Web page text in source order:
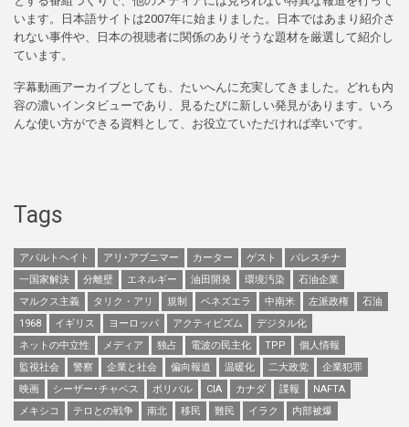
います。日本語サイトは2007年に始まりました。日本ではあまり紹介さ
れない事件や、日本の視聴者に関係のありそうな題材を厳選して紹介し
ています。
字幕動画アーカイブとしても、たいへんに充実してきました。どれも内
容の濃いインタビューであり、見るたびに新しい発見があります。いろ
んな使い方ができる資料として、お役立ていただければ幸いです。
Tags
アパルトヘイト アリ･アブニマー カーター ゲスト
パレスチナ
一国家解決
分離壁 エネルギー 油田開発 環境汚染
石油企業
マルクス主義
タリク・アリ 規制 ベネズエラ 中南米 左派政権
石油
1968
イギリス ヨーロッパ アクティビズム
デジタル化
ネットの中立性
メディア 独占 電波の民主化 TPP
個人情報
監視社会
警察 企業と社会 偏向報道 温暖化 二大政党
企業犯罪
映画
シーザー･チャベス ボリバル CIA カナダ 諜報
NAFTA
メキシコ
テロとの戦争 南北 移民 難民 イラク 内部被爆